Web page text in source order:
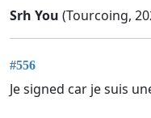
Srh You (Tourcoing,
#556
Je signed car je suis